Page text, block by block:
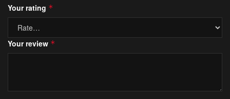
Your rating *
Your review *